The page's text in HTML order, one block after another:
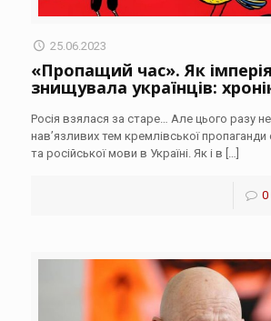
25.06.2023
«Пропащий час». Як
знищувала українців:
Росія взялася за старе… Але цього разу
нав’язливих тем кремлівської пропаганди
та російської мови в Україні. Як і в […]
0